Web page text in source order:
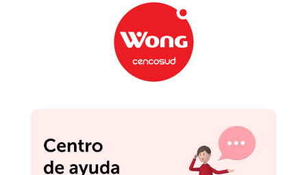
Varitas Aromatizantes
Glade Aroma Sandía
Refrescante 100ml
Ambientador Glade
Automático en Aerosol
Aparato Vainilla 175g